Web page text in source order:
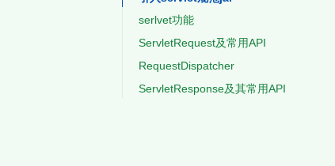
serlvet功能
创建和初始化
ServletRequest及常用API
获取字符
获取文件
RequestDispatcher
tomcat中的RequestDispatcher实现类
ServletResponse及其常用API